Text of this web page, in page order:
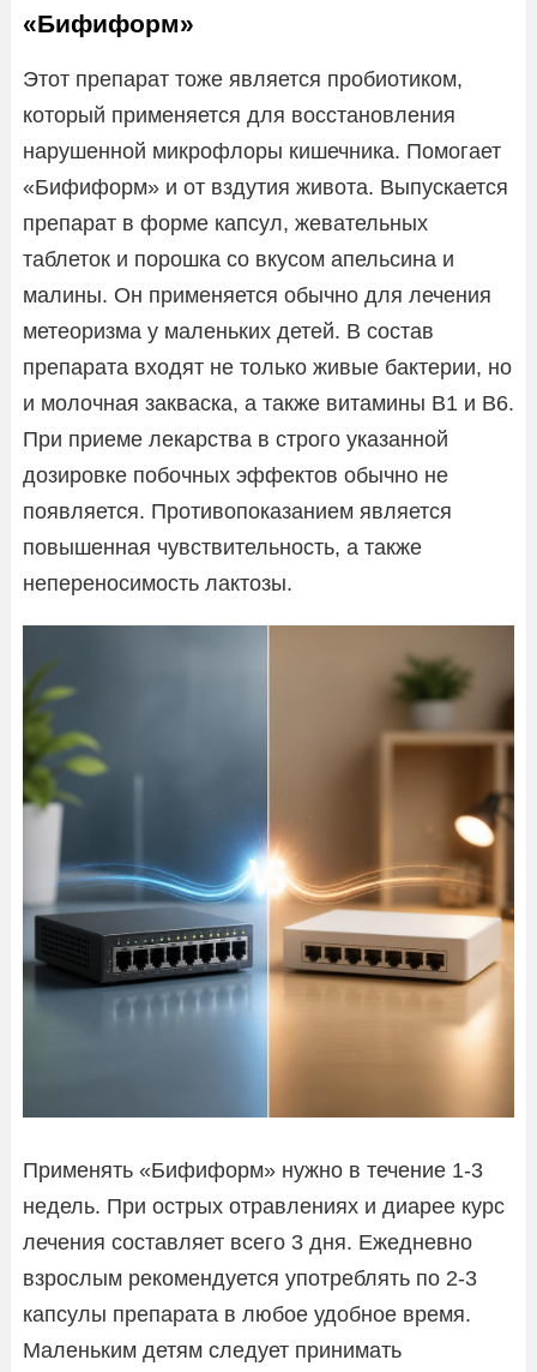
«Бифиформ»
Этот препарат тоже является пробиотиком,
который применяется для восстановления
нарушенной микрофлоры кишечника. Помогает
«Бифиформ» и от вздутия живота. Выпускается
препарат в форме капсул, жевательных
таблеток и порошка со вкусом апельсина и
малины. Он применяется обычно для лечения
метеоризма у маленьких детей. В состав
препарата входят не только живые бактерии, но
и молочная закваска, а также витамины B1 и B6.
При приеме лекарства в строго указанной
дозировке побочных эффектов обычно не
появляется. Противопоказанием является
повышенная чувствительность, а также
непереносимость лактозы.
Применять «Бифиформ» нужно в течение 1-3
недель. При острых отравлениях и диарее курс
лечения составляет всего 3 дня. Ежедневно
взрослым рекомендуется употреблять по 2-3
капсулы препарата в любое удобное время.
Маленьким детям следует принимать